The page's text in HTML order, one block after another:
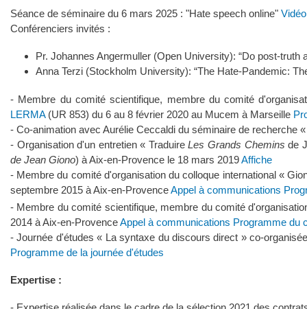
Séance de séminaire du 6 mars 2025 : "Hate speech online"
Conférenciers invités :
Pr. Johannes Angermuller (Open University): “Do post-
Anna Terzi (Stockholm University): “The Hate-Pandemic:
- Membre du comité scientifique, membre du comité
LERMA(UR 853) du 6 au 8 février 2020 au Mucem à Marseille
- Co-animation avec Aurélie Ceccaldi du séminaire de recherche
- Organisation d'un entretien « TraduireLes Grands Chemins de
de Jean Giono) à Aix-en-Provence le 18 mars 2019Affiche
- Membre du comité d'organisation du colloque international «
septembre 2015 à Aix-en-ProvenceAppel à communications
- Membre du comité scientifique, membre du comité
2014 à Aix-en-ProvenceAppel à communications Programme du
- Journée d'études « La syntaxe du discours direct » co-
Programme de la journée d'études
Expertise :